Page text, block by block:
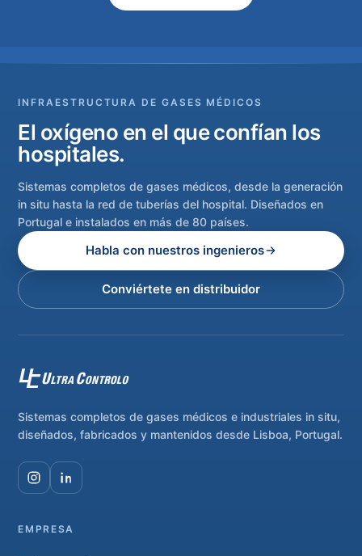
INFRAESTRUCTURA DE GASES MÉDICOS
El oxígeno en el que confían los
hospitales.
Sistemas completos de gases médicos, desde la generación
in situ hasta la red de tuberías del hospital. Diseñados en
Portugal e instalados en más de 80 países.
Habla con nuestros ingenieros
Conviértete en distribuidor
Sistemas completos de gases médicos e industriales in situ,
diseñados, fabricados y mantenidos desde Lisboa, Portugal.
EMPRESA